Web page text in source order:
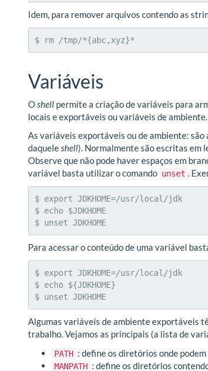
Idem, para remover arquivos contendo as
$ rm /tmp/*{abc,xyz}*
Variáveis
O shell permite a criação de variáveis para
locais e exportáveis ou variáveis de ambiente.
As variáveis exportáveis ou de ambiente: são
daqueleshell). Normalmente são escritas em
Observe que não pode haver espaços em
variável basta utilizar o comando unset .
$ export JDKHOME=/usr/local/jdk
$ echo $JDKHOME
$ unset JDKHOME
Para acessar o conteúdo de uma variável
$ export JDKHOME=/usr/local/jdk
$ echo ${JDKHOME}
$ unset JDKHOME
Algumas variáveis de ambiente exportáveis
trabalho. Vejamos as principais (a lista de
PATH : define os diretórios onde
MANPATH : define os diretórios